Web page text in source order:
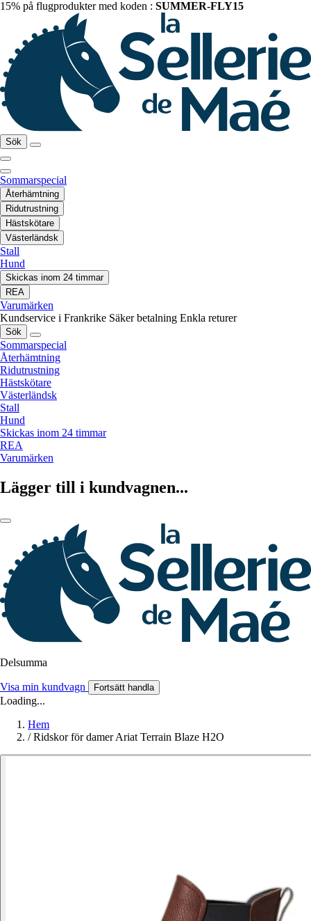
15% på flugprodukter med koden : SUMMER-FLY15
Sök
Sommarspecial
Återhämtning
Ridutrustning
Hästskötare
Västerländsk
Stall
Hund
Skickas inom 24 timmar
REA
Varumärken
Kundservice i Frankrike Säker betalning Enkla returer
Sök
Sommarspecial
Återhämtning
Ridutrustning
Hästskötare
Västerländsk
Stall
Hund
Skickas inom 24 timmar
REA
Varumärken
Lägger till i kundvagnen...
Delsumma
Visa min kundvagn Fortsätt handla
Loading...
Hem
/ Ridskor för damer Ariat Terrain Blaze H2O